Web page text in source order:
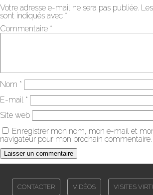
Votre adresse e-mail ne sera pas publiée.
sont indiqués avec *
Commentaire *
Nom *
E-mail *
Site web
Enregistrer mon nom, mon e-mail et
navigateur pour mon prochain commentaire.
CONTACTER VIDÉOS VISITES